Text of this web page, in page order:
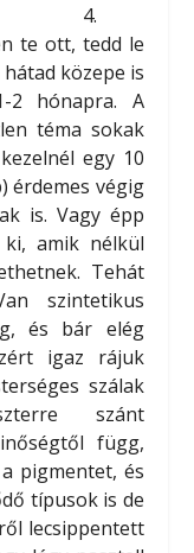
4.
te ott, tedd le
közepe is
2 hónapra. A
téma sokak
egy 10
érdemes végig
is. Vagy épp
amik nélkül
Tehát
szintetikus
és bár elég
igaz rájuk
szálak
szánt
függ,
pigmentet, és
típusok is de
lecsippentett